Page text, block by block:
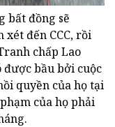
bất đồng sẽ
đến CCC, rồi
chấp Lao
được bầu bởi cuộc
quyền của họ tại
của họ phải